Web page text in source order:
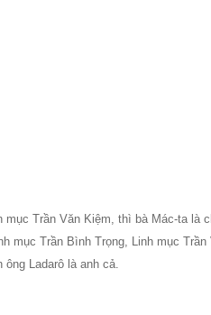
Trần Văn Kiệm, thì bà Mác-ta là
mục Trần Bình Trọng, Linh mục
Ladarô là anh cả.